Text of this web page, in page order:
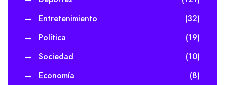
Entretenimiento
(32)
Política
(19)
Sociedad
(10)
Economía
(8)